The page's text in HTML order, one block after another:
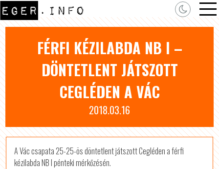
FÉRFI KÉZILABDA NB I –
DÖNTETLENT JÁTSZOTT
CEGLÉDEN A VÁC
2018.03.16
A Vác csapata 25-25-ös döntetlent játszott Cegléden a férfi
kézilabda NB I pénteki mérkőzésén.